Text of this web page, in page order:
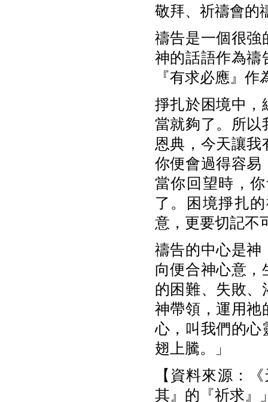
敬拜、祈禱會的
禱告是一個很強
神的話語作為禱
『有求必應』
掙扎於困境中，
當就夠了。所以
恩典，今天讓我
你便會過得容易
當你回望時，
了。困境掙扎
意，更要切記不
禱告的中心是神
向便合神心意，
的困難、失敗、
神帶領，運用祂
心，叫我們的心
翅上騰。」
【資料來源：
其』的『祈求』